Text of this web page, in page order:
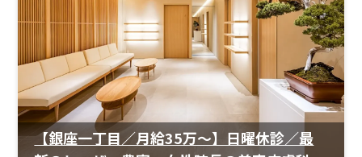
【銀座一丁目／月給35万〜】日曜休診／最